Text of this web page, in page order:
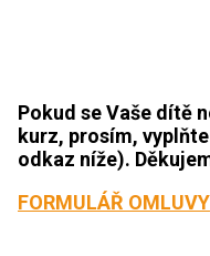
Pokud se Vaše dítě
kurz, prosím, vyplňte
odkaz níže).
FORMULÁŘ OMLUVY